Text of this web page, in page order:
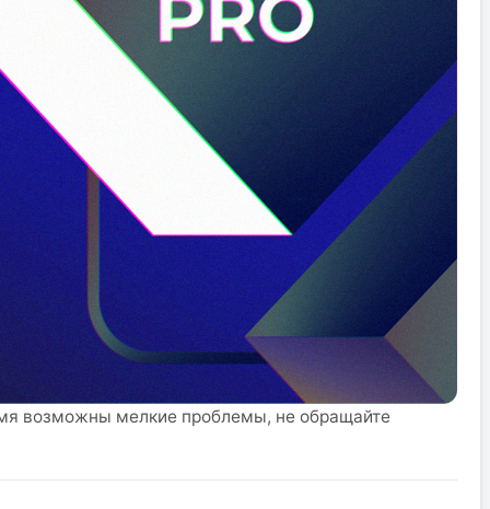
возможны мелкие проблемы, не обращайте